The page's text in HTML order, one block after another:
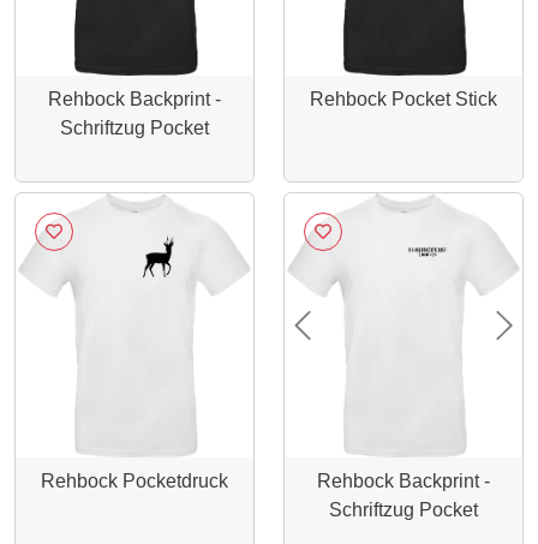
Rehbock Backprint -
Schriftzug Pocket
Rehbock Pocket Stick
Rehbock Pocketdruck
Previous
Rehbock Backprint -
Schriftzug Pocket